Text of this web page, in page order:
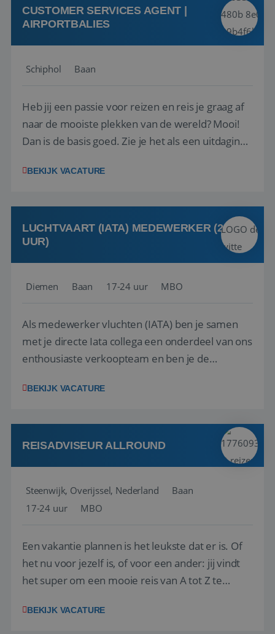
CUSTOMER SERVICES AGENT |
AIRPORTBALIES
Schiphol Baan
Heb jij een passie voor reizen en reis je graag af
naar de mooiste plekken van de wereld? Mooi!
Dan is de basis goed. Zie je het als een uitdaging
het samenstellen en boeken van de perfecte
deze onderdelen zijn nu samen gevoegd...
BEKIJK VACATURE
LUCHTVAART (IATA) MEDEWERKER (24-32
UUR)
Diemen Baan 17-24 uur MBO
Als medewerker vluchten (IATA) ben je samen
met je directe Iata collega een onderdeel van ons
enthousiaste verkoopteam en ben je de
en tarieven waar je collega’s niet uitkomen.
kwaliteitsbewaking van alles wat met IATA te m...
BEKIJK VACATURE
REISADVISEUR ALLROUND
Steenwijk, Overijssel, Nederland
Baan
17-24 uur
MBO
Een vakantie plannen is het leukste dat er is. Of
het nu voor jezelf is, of voor een ander: jij vindt
het super om een mooie reis van A tot Z te
vakantiegangers de meest prachtige plekjes op
BEKIJK VACATURE